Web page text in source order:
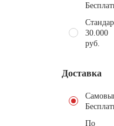
30.000
руб.
Доставка
По